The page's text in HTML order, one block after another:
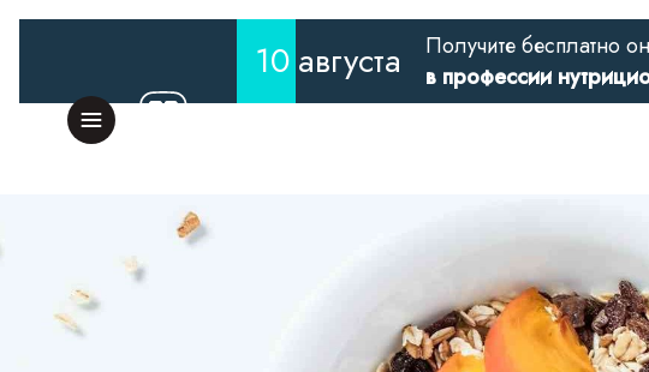
10августа
Получите бесплатно
в профессии